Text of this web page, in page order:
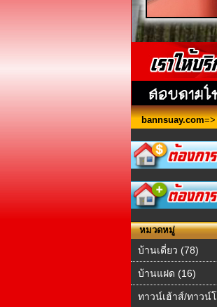
bannsuay.com=>
หมวดหมู่
บ้านเดี่ยว (78)
บ้านแฝด (16)
ทาวน์เฮ้าส์/ทาวน์